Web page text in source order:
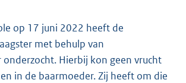
op 17 juni 2022 heeft de
met behulp van
onderzocht. Hierbij kon geen vrucht
in de baarmoeder. Zij heeft om die